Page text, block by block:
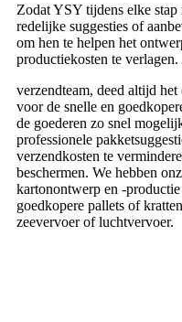
Zodat YSY tijdens elke
redelijke suggesties of
om hen te helpen het
productiekosten te verlagen.
verzendteam, deed altijd
voor de snelle en
de goederen zo snel
professionele
verzendkosten te
beschermen. We hebben
kartonontwerp en -
goedkopere pallets of
zeevervoer of luchtvervoer.